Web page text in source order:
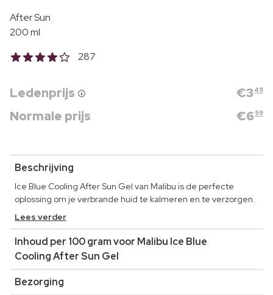
After Sun
200 ml
287
Ledenprijs €3 49
Normale prijs €6 99
Beschrijving
Ice Blue Cooling After Sun Gel van Malibu is de perfecte
oplossing om je verbrande huid te kalmeren en te verzorgen.
Lees verder
Inhoud per 100 gram voor Malibu Ice Blue
Cooling After Sun Gel
Bezorging